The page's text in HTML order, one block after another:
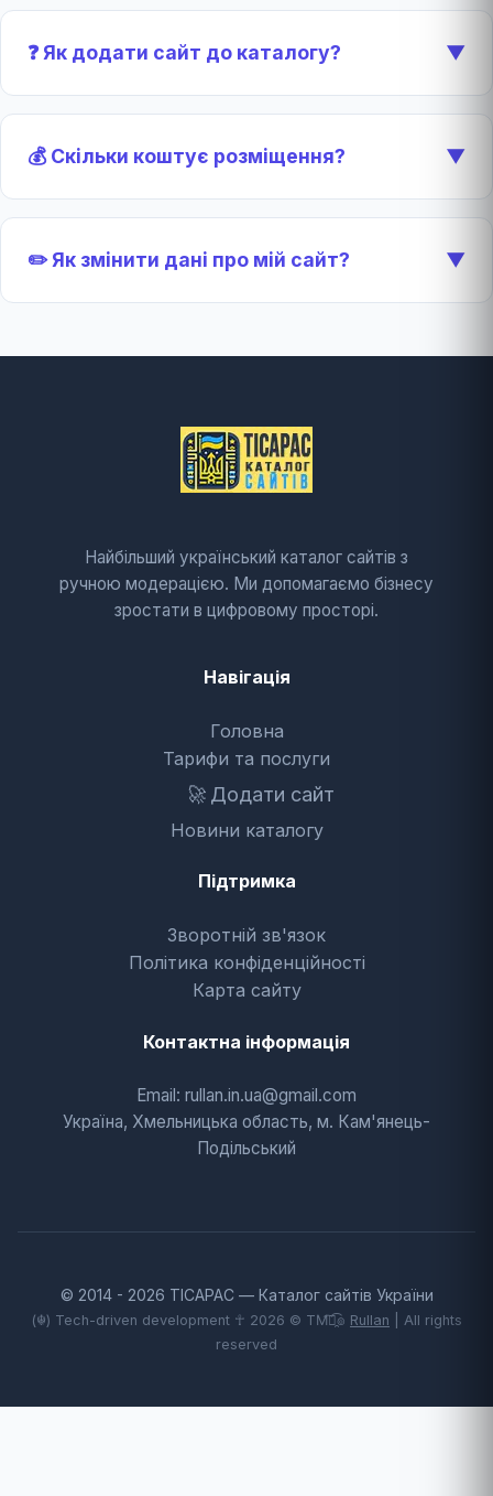
❓ Як додати сайт до каталогу? ▼
💰 Скільки коштує розміщення? ▼
✏️ Як змінити дані про мій сайт? ▼
Найбільший український каталог сайтів з
ручною модерацією. Ми допомагаємо бізнесу
зростати в цифровому просторі.
Навігація
Головна
Тарифи та послуги
🚀Додати сайт
Новини каталогу
Підтримка
Зворотній зв'язок
Політика конфіденційності
Карта сайту
Контактна інформація
Email: rullan.in.ua@gmail.com
Україна, Хмельницька область, м. Кам'янець-
Подільський
© 2014 - 2026 TICAPAC — Каталог сайтів України
(☬) Tech-driven development ☥ 2026 © TM͡๏̯͡๏ Rullan | All rights
reserved